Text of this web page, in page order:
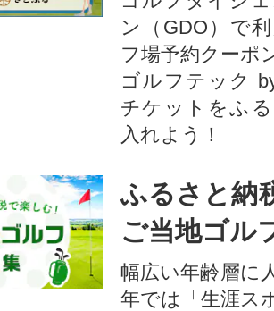
ン（GDO）で
フ場予約クーポ
ゴルフテック
チケットをふ
入れよう！
ふるさと納
ご当地ゴル
幅広い年齢層に
年では「生涯ス